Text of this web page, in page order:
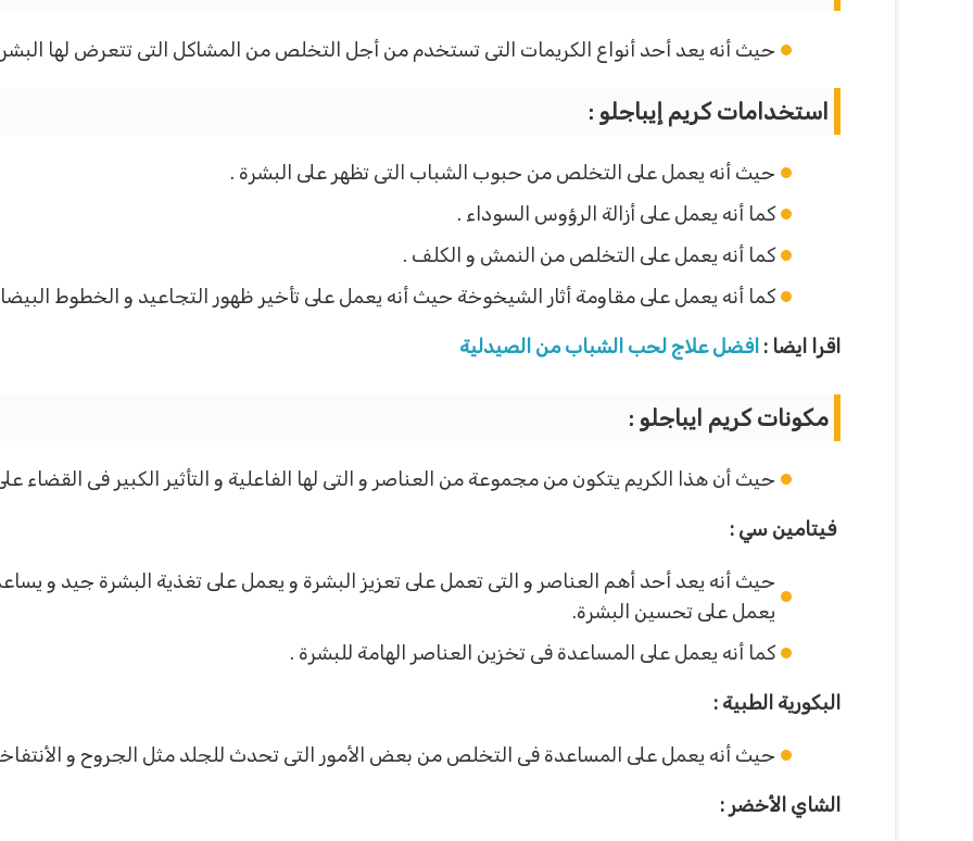
حيث أنه يعد أحد أنواع الكريمات التى تستخدم من أجل التخلص من المشاكل التى تتعرض لها
استخدامات كريم إيباجلو :
حيث أنه يعمل على التخلص من حبوب الشباب التى تظهر على البشرة .
كما أنه يعمل على أزالة الرؤوس السوداء .
كما أنه يعمل على التخلص من النمش و الكلف .
كما أنه يعمل على مقاومة أثار الشيخوخة حيث أنه يعمل على تأخير ظهور التجاعيد و الخطوط
اقرا ايضا : افضل علاج لحب الشباب من الصيدلية
مكونات كريم ايباجلو :
حيث أن هذا الكريم يتكون من مجموعة من العناصر و التى لها الفاعلية و التأثير الكبير فى القضاء
فيتامين سي :
حيث أنه يعد أحد أهم العناصر و التى تعمل على تعزيز البشرة و يعمل على تغذية البشرة جيد و
يعمل على تحسين البشرة.
كما أنه يعمل على المساعدة فى تخزين العناصر الهامة للبشرة .
البكورية الطبية :
حيث أنه يعمل على المساعدة فى التخلص من بعض الأمور التى تحدث للجلد مثل الجروح و
الشاي الأخضر :